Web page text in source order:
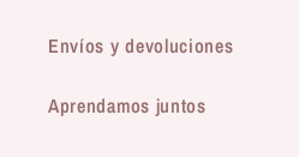
Envíos y devoluciones
Aprendamos juntos